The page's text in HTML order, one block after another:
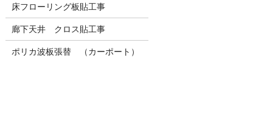
床フローリング板貼工事
廊下天井 クロス貼工事
ポリカ波板張替 （カーポート）